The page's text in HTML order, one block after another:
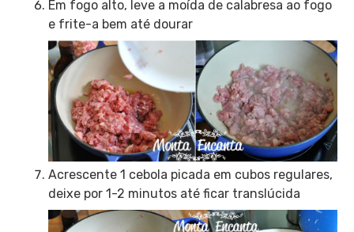
Em fogo alto, leve a moída de calabresa ao fogo
e frite-a bem até dourar
Acrescente 1 cebola picada em cubos regulares,
deixe por 1-2 minutos até ficar translúcida